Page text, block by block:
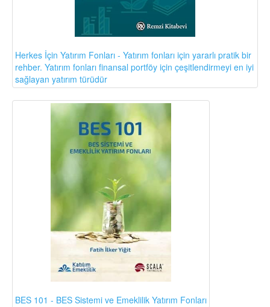
Herkes İçin Yatırım Fonları - Yatırım fonları için yararlı pratik bir
rehber. Yatırım fonları finansal portföy için çeşitlendirmeyi en iyi
sağlayan yatırım türüdür
BES 101 - BES Sistemi ve Emeklilik Yatırım Fonları